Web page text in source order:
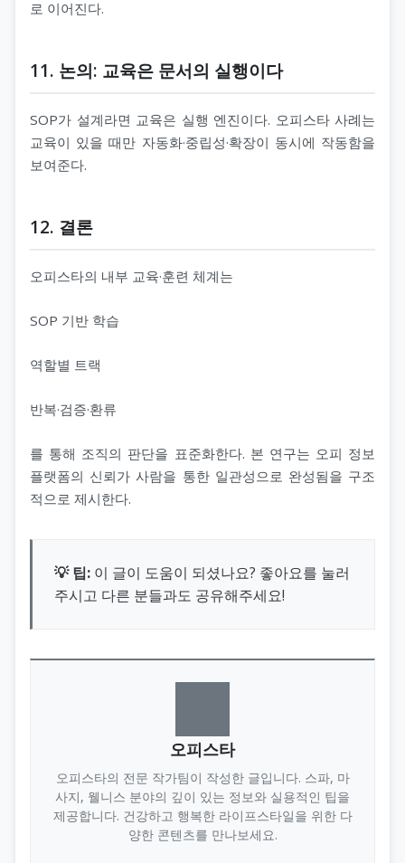
로 이어진다.
11. 논의: 교육은 문서의 실행이다
SOP가 설계라면 교육은 실행 엔진이다. 오피스타 사례는
교육이 있을 때만 자동화·중립성·확장이 동시에 작동함을
보여준다.
12. 결론
오피스타의 내부 교육·훈련 체계는
SOP 기반 학습
역할별 트랙
반복·검증·환류
를 통해 조직의 판단을 표준화한다. 본 연구는 오피 정보
플랫폼의 신뢰가 사람을 통한 일관성으로 완성됨을 구조
적으로 제시한다.
💡 팁: 이 글이 도움이 되셨나요? 좋아요를 눌러
주시고 다른 분들과도 공유해주세요!
오피스타
오피스타의 전문 작가팀이 작성한 글입니다. 스파, 마
사지, 웰니스 분야의 깊이 있는 정보와 실용적인 팁을
제공합니다. 건강하고 행복한 라이프스타일을 위한 다
양한 콘텐츠를 만나보세요.